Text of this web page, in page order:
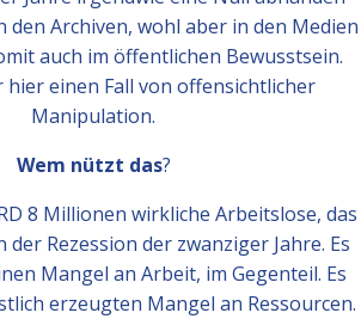
den Archiven, wohl aber in den Medien
auch im öffentlichen Bewusstsein.
hier einen Fall von offensichtlicher
Manipulation.
Wem nützt das?
8 Millionen wirkliche Arbeitslose, das
der Rezession der zwanziger Jahre. Es
Mangel an Arbeit, im Gegenteil. Es
erzeugten Mangel an Ressourcen.